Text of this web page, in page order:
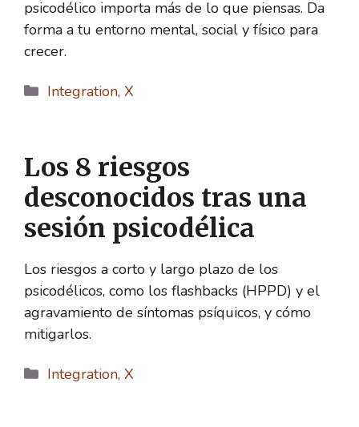
psicodélico importa más de lo que piensas. Da
forma a tu entorno mental, social y físico para
crecer.
Categorías
Integration, X
Los 8 riesgos
desconocidos tras una
sesión psicodélica
Los riesgos a corto y largo plazo de los
psicodélicos, como los flashbacks (HPPD) y el
agravamiento de síntomas psíquicos, y cómo
mitigarlos.
Categorías
Integration, X